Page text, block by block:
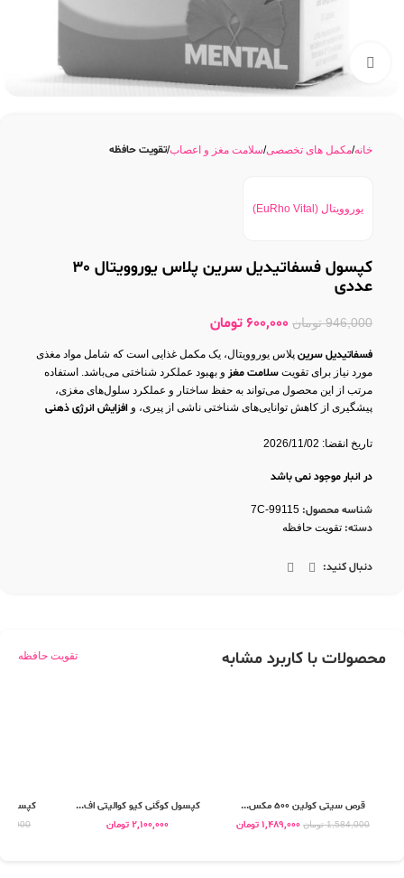
بزرگنمایی تصویر
خانه مکمل های تخصصی سلامت مغز و اعصاب تقویت حافظه
یوروویتال (EuRho Vital)
کپسول فسفاتیدیل سرین پلاس یوروویتال 30
عددی
946,000 تومان 600,000تومان
فسفاتیدیل سرین پلاس یوروویتال، یک مکمل غذایی است که شامل مواد مغذی
مورد نیاز برای تقویت سلامت مغز و بهبود عملکرد شناختی می‌باشد. استفاده
مرتب از این محصول می‌تواند به حفظ ساختار و عملکرد سلول‌های مغزی،
پیشگیری از کاهش توانایی‌های شناختی ناشی از پیری، و افزایش انرژی ذهنی
تاریخ انقضا: 2026/11/02
در انبار موجود نمی باشد
شناسه محصول: 7C-99115
دسته: تقویت حافظه
دنبال کنید:
محصولات با کاربرد مشابه تقویت حافظه
قرص سیتی کولین 500 مکس...
1,584,000 تومان 1,489,000 تومان
کپسول کوگنی کیو کوالیتی اف...
2,100,000 تومان
کپسول